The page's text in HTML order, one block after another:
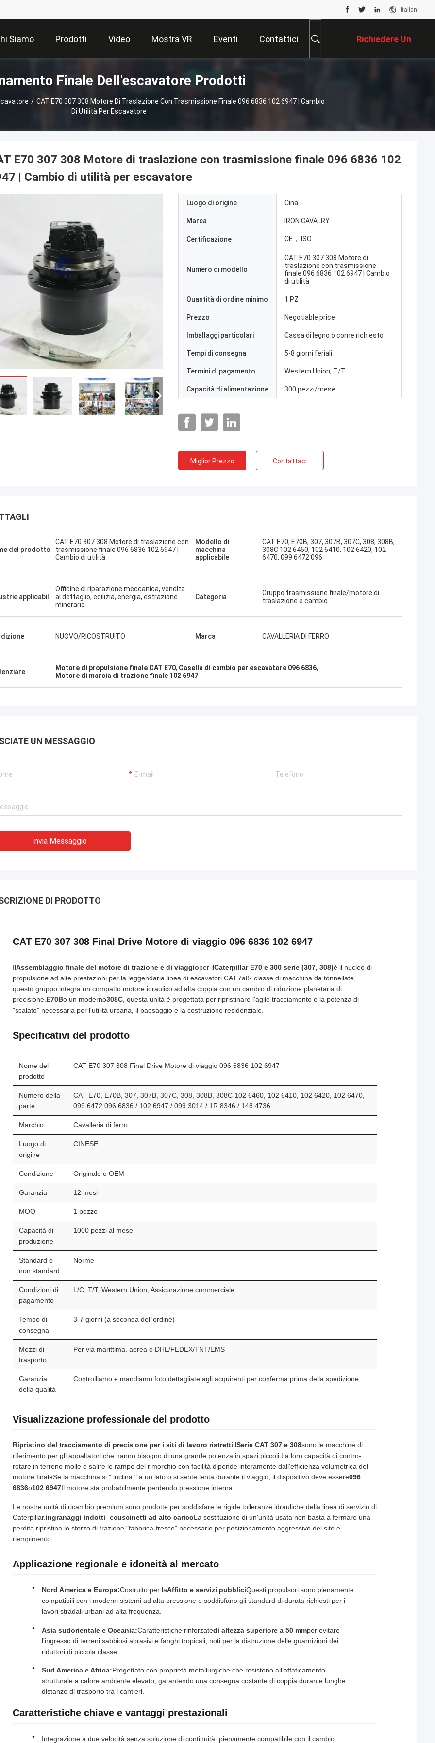
Italian
Siamo Prodotti Video Mostra VR Eventi Contattici Richiedere Un
Preventivo
Finale Dell'escavatore Prodotti
/ CAT E70 307 308 Motore Di Traslazione Con Trasmissione Finale 096 6836 102 6947 | Cambio
Di Utilità Per Escavatore
Sanёк Нижегородский
di gestione, veloce e veloce.
una piacevole spesa
eccellente e consigli amichevoli,
consegna rapida. Prezzo molto buono.
E70 307 308 Motore di traslazione con trasmissione finale 096 6836 102
| Cambio di utilità per escavatore
Luogo di origine Cina
Marca IRON CAVALRY
Certificazione CE， ISO
Numero di modello
CAT E70 307 308 Motore di
traslazione con trasmissione
finale 096 6836 102 6947 | Cambio
di utilità
Quantità di ordine minimo 1 PZ
Prezzo Negotiable price
Imballaggi particolari Cassa di legno o come richiesto
Tempi di consegna 5-8 giorni feriali
Termini di pagamento Western Union, T/T
Capacità di alimentazione 300 pezzi/mese
Miglior Prezzo Contattaci
del prodotto
CAT E70 307 308 Motore di traslazione con
trasmissione finale 096 6836 102 6947 |
Cambio di utilità
Modello di
macchina
applicabile
CAT E70, E70B, 307, 307B, 307C, 308, 308B,
308C 102 6460, 102 6410, 102 6420, 102
6470, 099 6472 096
applicabili
Officine di riparazione meccanica, vendita
al dettaglio, edilizia, energia, estrazione
mineraria
Categoria
Gruppo trasmissione finale/motore di
traslazione e cambio
NUOVO/RICOSTRUITO Marca CAVALLERIA DI FERRO
Motore di propulsione finale CAT E70, Casella di cambio per escavatore 096 6836,
Motore di marcia di trazione finale 102 6947
UN MESSAGGIO
Invia Messaggio
DI PRODOTTO
CAT E70 307 308 Final Drive Motore di viaggio 096 6836 102 6947
IlAssemblaggio finale del motore di trazione e di viaggioper ilCaterpillar E70 e 300 serie (307, 308)è il nucleo di
propulsione ad alte prestazioni per la leggendaria linea di escavatori CAT.7a8- classe di macchina da tonnellate,
questo gruppo integra un compatto motore idraulico ad alta coppia con un cambio di riduzione planetaria di
precisione. E70Bo un moderno308C , questa unità è progettata per ripristinare l'agile tracciamento e la potenza di
"scalato" necessaria per l'utilità urbana, il paesaggio e la costruzione residenziale.
Specificativi del prodotto
Nome del
prodotto
CAT E70 307 308 Final Drive Motore di viaggio 096 6836 102 6947
Numero della
parte
CAT E70, E70B, 307, 307B, 307C, 308, 308B, 308C 102 6460, 102 6410, 102 6420, 102 6470,
099 6472 096 6836 / 102 6947 / 099 3014 / 1R 8346 / 148 4736
Marchio Cavalleria di ferro
Luogo di
origine
CINESE
Condizione Originale e OEM
Garanzia 12 mesi
MOQ 1 pezzo
Capacità di
produzione
1000 pezzi al mese
Standard o
non standard
Norme
Condizioni di
pagamento
L/C, T/T, Western Union, Assicurazione commerciale
Tempo di
consegna
3-7 giorni (a seconda dell'ordine)
Mezzi di
trasporto
Per via marittima, aerea o DHL/FEDEX/TNT/EMS
Garanzia
della qualità
Controlliamo e mandiamo foto dettagliate agli acquirenti per conferma prima della spedizione
Visualizzazione professionale del prodotto
Ripristino del tracciamento di precisione per i siti di lavoro ristrettiIlSerie CAT 307 e 308sono le macchine di
riferimento per gli appaltatori che hanno bisogno di una grande potenza in spazi piccoli.La loro capacità di contro-
rotare in terreno molle e salire le rampe del rimorchio con facilità dipende interamente dall'efficienza volumetrica del
motore finaleSe la macchina si " inclina " a un lato o si sente lenta durante il viaggio, il dispositivo deve essere096
6836o102 6947Il motore sta probabilmente perdendo pressione interna.
Le nostre unità di ricambio premium sono prodotte per soddisfare le rigide tolleranze idrauliche della linea di servizio di
Caterpillar. ingranaggi indotti- ecuscinetti ad alto caricoLa sostituzione di un'unità usata non basta a fermare una
perdita.ripristina lo sforzo di trazione "fabbrica-fresco" necessario per posizionamento aggressivo del sito e
riempimento.
Applicazione regionale e idoneità al mercato
Nord America e Europa:Costruito per laAffitto e servizi pubbliciQuesti propulsori sono pienamente
compatibili con i moderni sistemi ad alta pressione e soddisfano gli standard di durata richiesti per i
lavori stradali urbani ad alta frequenza.
Asia sudorientale e Oceania:Caratteristiche rinforzatedi altezza superiore a 50 mmper evitare
l'ingresso di terreni sabbiosi abrasivi e fanghi tropicali, noti per la distruzione delle guarnizioni dei
riduttori di piccola classe.
Sud America e Africa:Progettato con proprietà metallurgiche che resistono all'affaticamento
strutturale a calore ambiente elevato, garantendo una consegna costante di coppia durante lunghe
distanze di trasporto tra i cantieri.
Caratteristiche chiave e vantaggi prestazionali
Integrazione a due velocità senza soluzione di continuità: pienamente compatibile con il cambio